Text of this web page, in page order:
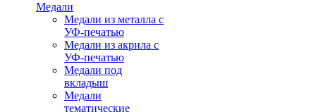
Медали
Медали из металла с
УФ-печатью
Медали из акрила с
УФ-печатью
Медали под
вкладыш
Медали
тематические